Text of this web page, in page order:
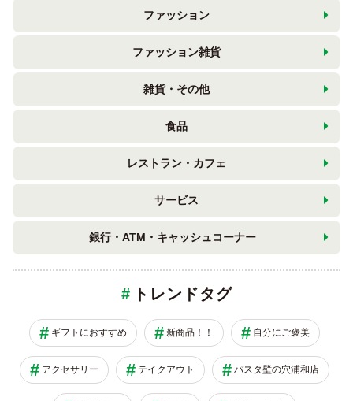
ファッション
ファッション雑貨
雑貨・その他
食品
レストラン・カフェ
サービス
銀行・ATM・キャッシュコーナー
トレンドタグ
ギフトにおすすめ 新商品！！ 自分にご褒美
アクセサリー テイクアウト パスタ壁の穴浦和店